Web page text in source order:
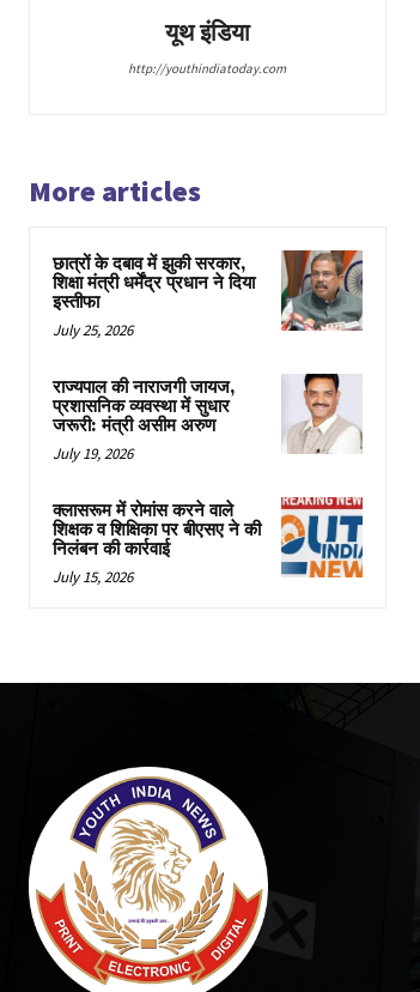
यूथ इंडिया
http://youthindiatoday.com
More articles
छात्रों के दबाव में झुकी सरकार,
शिक्षा मंत्री धर्मेंद्र प्रधान ने दिया
इस्तीफा
July 25, 2026
राज्यपाल की नाराजगी जायज,
प्रशासनिक व्यवस्था में सुधार
जरूरी: मंत्री असीम अरुण
July 19, 2026
क्लासरूम में रोमांस करने वाले
शिक्षक व शिक्षिका पर बीएसए ने की
निलंबन की कार्रवाई
July 15, 2026